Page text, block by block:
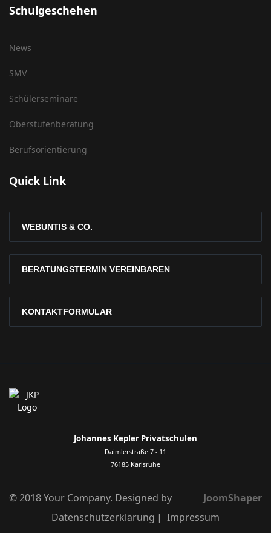
Schulgeschehen
News
SMV
Schülerseminare
Oberstufenberatung
Berufsorientierung
Quick Link
WEBUNTIS & CO.
BERATUNGSTERMIN VEREINBAREN
KONTAKTFORMULAR
Johannes Kepler Privatschulen
Daimlerstraße 7 - 11
76185 Karlsruhe
© 2018 Your Company. Designed by
JoomShaper
Datenschutzerklärung
Impressum